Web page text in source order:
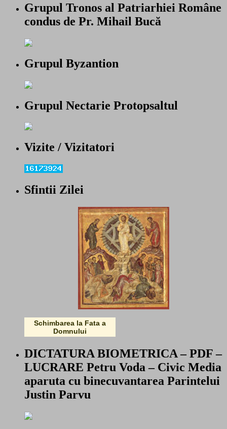
Grupul Tronos al Patriarhiei Române
condus de Pr. Mihail Bucă
Grupul Byzantion
Grupul Nectarie Protopsaltul
Vizite / Vizitatori
Sfintii Zilei
Schimbarea la Fata a
Domnului
DICTATURA BIOMETRICA – PDF –
LUCRARE Petru Voda – Civic Media
aparuta cu binecuvantarea Parintelui
Justin Parvu